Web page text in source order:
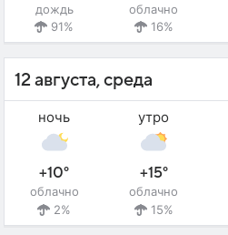
дождь
91%
облачно
16%
12 августа, среда
ночь
+10°
облачно
2%
утро
+15°
облачно
15%